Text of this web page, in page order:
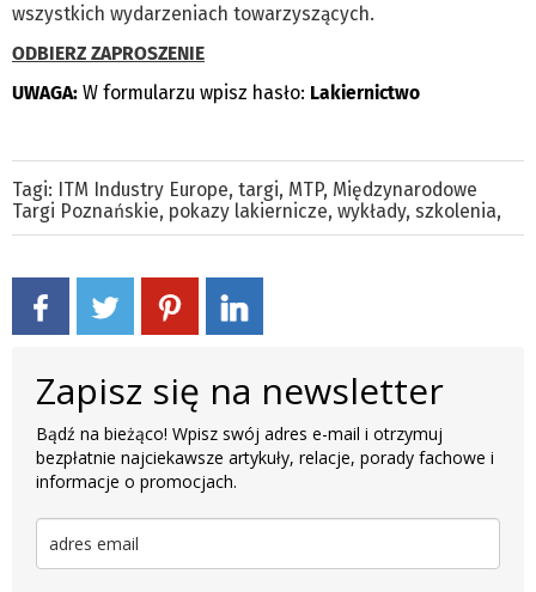
wszystkich wydarzeniach towarzyszących.
ODBIERZ ZAPROSZENIE
UWAGA: W formularzu wpisz hasło: Lakiernictwo
Tagi: ITM Industry Europe, targi, MTP, Międzynarodowe
Targi Poznańskie, pokazy lakiernicze, wykłady, szkolenia,
Zapisz się na newsletter
Bądź na bieżąco! Wpisz swój adres e-mail i otrzymuj
bezpłatnie najciekawsze artykuły, relacje, porady fachowe i
informacje o promocjach.